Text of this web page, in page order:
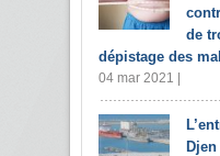
de
dépistage des
04 mar 2021 |